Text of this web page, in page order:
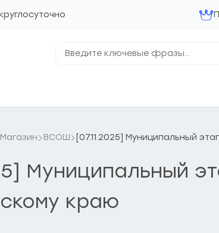
ключевые
Магазин ВСОШ [07.11.2025] Муниципальный
Муниципальный
краю